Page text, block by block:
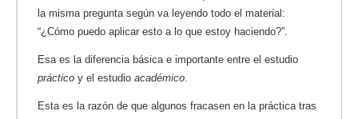
la misma pregunta según va leyendo todo el material:
“¿Cómo puedo aplicar esto a lo que estoy haciendo?”.
Esa es la diferencia básica e importante entre el estudio
práctico y el estudio académico
Esta es la razón de que algunos fracasen en la práctica tras